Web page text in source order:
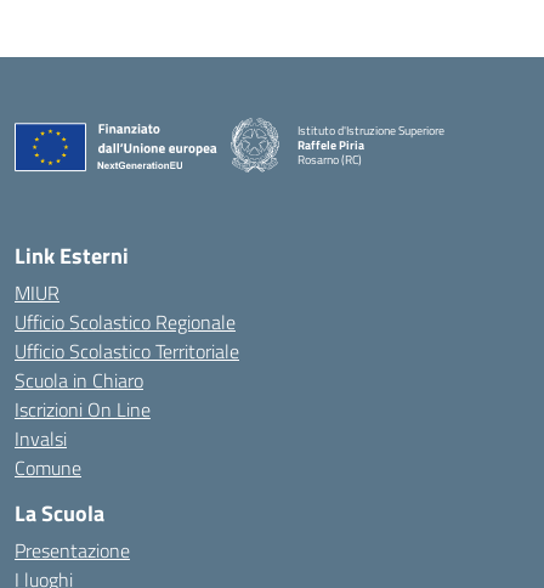
Istituto d'Istruzione Superiore
Raffele Piria
Rosarno (RC)
Link Esterni
MIUR
Ufficio Scolastico Regionale
Ufficio Scolastico Territoriale
Scuola in Chiaro
Iscrizioni On Line
Invalsi
Comune
La Scuola
Presentazione
I luoghi